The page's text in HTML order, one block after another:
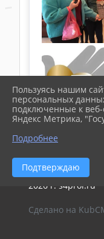
2026 г. s4prol.ru
Сделано на
Пользуясь нашим
персональных
подключенные к веб-
Яндекс Метрика,
Подробнее
Подтверждаю